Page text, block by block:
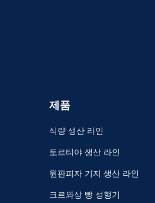
제품
식량 생산 라인
토르티야 생산 라인
원판피자 기지 생산 라인
크르와상 빵 성형기